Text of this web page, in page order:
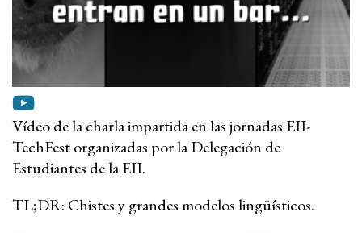
Vídeo de la charla impartida en las jornadas EII-
TechFest organizadas por la Delegación de
Estudiantes de la EII.
TL;DR: Chistes y grandes modelos lingüísticos.